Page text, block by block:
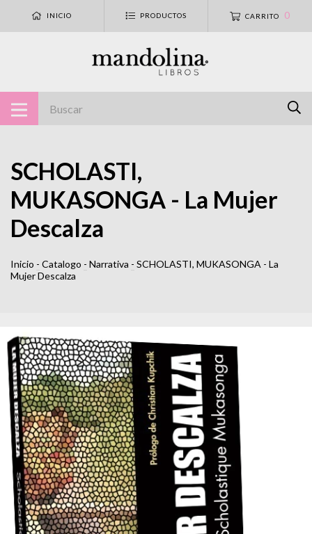
INICIO PRODUCTOS CARRITO 0
SCHOLASTI,
MUKASONGA - La Mujer
Descalza
Inicio - Catalogo - Narrativa - SCHOLASTI, MUKASONGA - La
Mujer Descalza